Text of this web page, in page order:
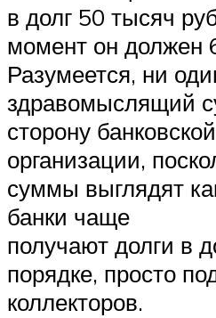
в долг 50 тысяч
момент он должен
Разумеется, ни
здравомыслящий
сторону банковской
организации,
суммы выглядят
банки чаще
получают долги в
порядке, просто
коллекторов.